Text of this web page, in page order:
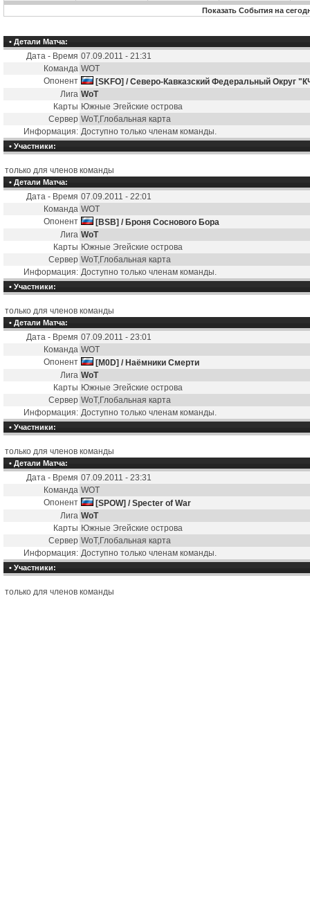
Показать События на
• Детали Матча:
Дата - Время 07.09.2011 - 21:31
Команда WOT
Опонент
[SKFO] / Северо-Кавказский Федеральный Округ
Лига WoT
Карты Южные Эгейские острова
Сервер WoT,Глобальная карта
Информация: Доступно только членам команды.
• Участники:
только для членов команды
• Детали Матча:
Дата - Время 07.09.2011 - 22:01
Команда WOT
Опонент
[BSB] / Броня Соснового Бора
Лига WoT
Карты Южные Эгейские острова
Сервер WoT,Глобальная карта
Информация: Доступно только членам команды.
• Участники:
только для членов команды
• Детали Матча:
Дата - Время 07.09.2011 - 23:01
Команда WOT
Опонент
[M0D] / Наёмники Смерти
Лига WoT
Карты Южные Эгейские острова
Сервер WoT,Глобальная карта
Информация: Доступно только членам команды.
• Участники:
только для членов команды
• Детали Матча:
Дата - Время 07.09.2011 - 23:31
Команда WOT
Опонент
[SPOW] / Specter of War
Лига WoT
Карты Южные Эгейские острова
Сервер WoT,Глобальная карта
Информация: Доступно только членам команды.
• Участники:
только для членов команды